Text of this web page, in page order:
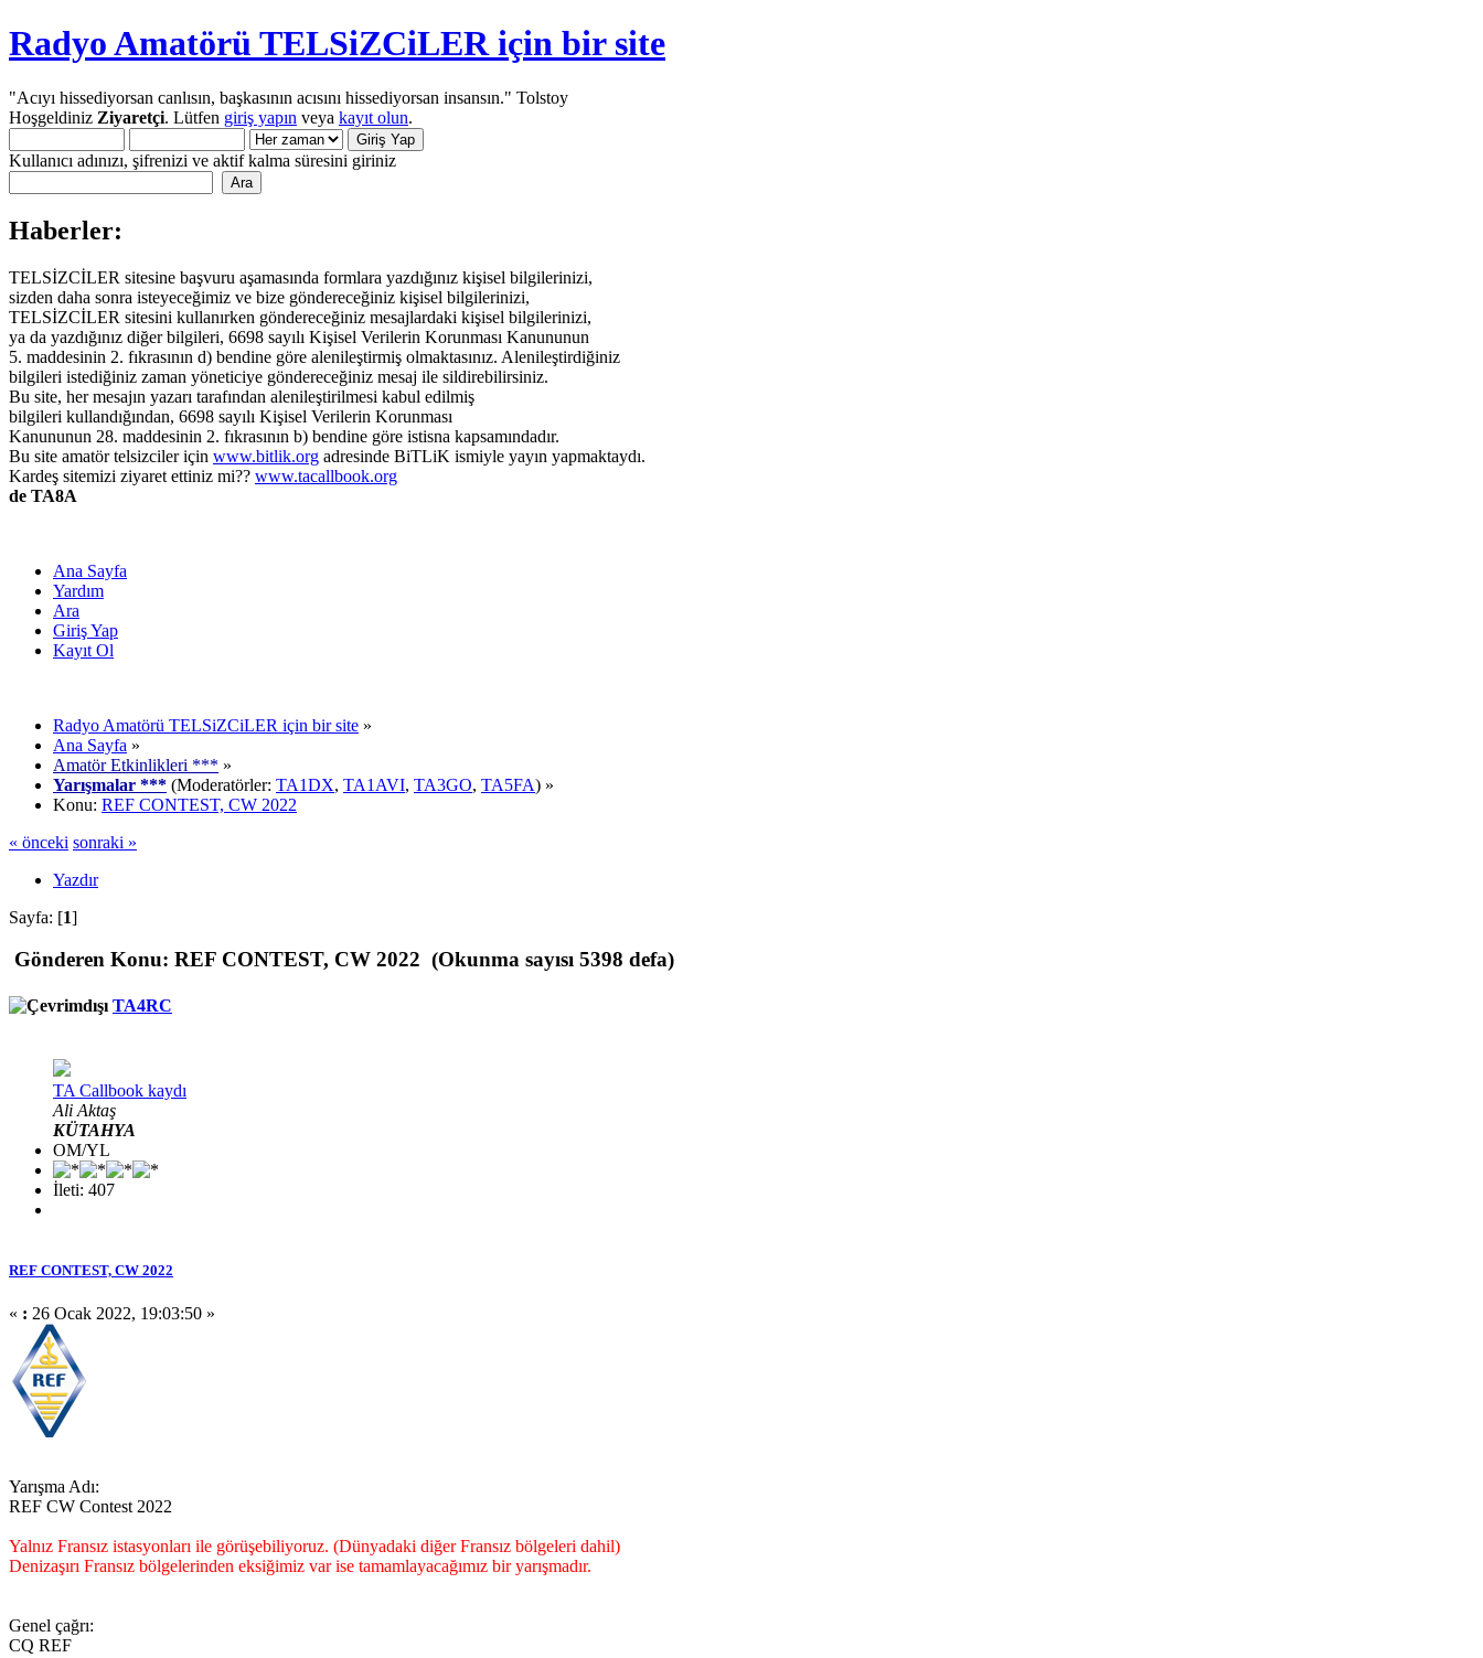
Radyo Amatörü TELSiZCiLER için bir site
"Acıyı hissediyorsan canlısın, başkasının acısını hissediyorsan insansın." Tolstoy
Hoşgeldiniz Ziyaretçi. Lütfen giriş yapın veya kayıt olun.
Kullanıcı adınızı, şifrenizi ve aktif kalma süresini giriniz
Haberler:
TELSİZCİLER sitesine başvuru aşamasında formlara yazdığınız kişisel bilgilerinizi,
sizden daha sonra isteyeceğimiz ve bize göndereceğiniz kişisel bilgilerinizi,
TELSİZCİLER sitesini kullanırken göndereceğiniz mesajlardaki kişisel bilgilerinizi,
ya da yazdığınız diğer bilgileri, 6698 sayılı Kişisel Verilerin Korunması Kanununun
5. maddesinin 2. fıkrasının d) bendine göre alenileştirmiş olmaktasınız. Alenileştirdiğiniz
bilgileri istediğiniz zaman yöneticiye göndereceğiniz mesaj ile sildirebilirsiniz.
Bu site, her mesajın yazarı tarafından alenileştirilmesi kabul edilmiş
bilgileri kullandığından, 6698 sayılı Kişisel Verilerin Korunması
Kanununun 28. maddesinin 2. fıkrasının b) bendine göre istisna kapsamındadır.
Bu site amatör telsizciler için www.bitlik.org adresinde BiTLiK ismiyle yayın yapmaktaydı.
Kardeş sitemizi ziyaret ettiniz mi?? www.tacallbook.org
de TA8A
Ana Sayfa
Yardım
Ara
Giriş Yap
Kayıt Ol
Radyo Amatörü TELSiZCiLER için bir site »
Ana Sayfa »
Amatör Etkinlikleri *** »
Yarışmalar *** (Moderatörler: TA1DX, TA1AVI, TA3GO, TA5FA) »
Konu: REF CONTEST, CW 2022
« önceki sonraki »
Yazdır
Sayfa: [1]
Gönderen Konu: REF CONTEST, CW 2022 (Okunma sayısı 5398 defa)
TA4RC
TA Callbook kaydı
Ali Aktaş
KÜTAHYA
OM/YL
İleti: 407
REF CONTEST, CW 2022
« : 26 Ocak 2022, 19:03:50 »
Yarışma Adı:
REF CW Contest 2022
Yalnız Fransız istasyonları ile görüşebiliyoruz. (Dünyadaki diğer Fransız bölgeleri dahil)
Denizaşırı Fransız bölgelerinden eksiğimiz var ise tamamlayacağımız bir yarışmadır.
Genel çağrı:
CQ REF